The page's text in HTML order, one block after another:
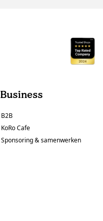
Business
B2B
KoRo Cafe
Sponsoring & samenwerken